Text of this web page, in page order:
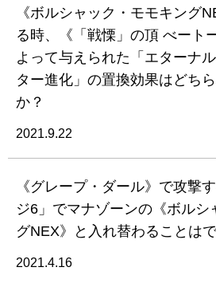
《ボルシャック・モモキング
る時、《「戦慄」の頂 べート
よって与えられた「エターナ
ター進化」の置換効果はどち
か？
2021.9.22
《グレープ・ダール》で攻撃
ジ6」でマナゾーンの《ボルシ
グNEX》と入れ替わることは
2021.4.16